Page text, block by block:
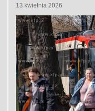
13 kwietnia 2026